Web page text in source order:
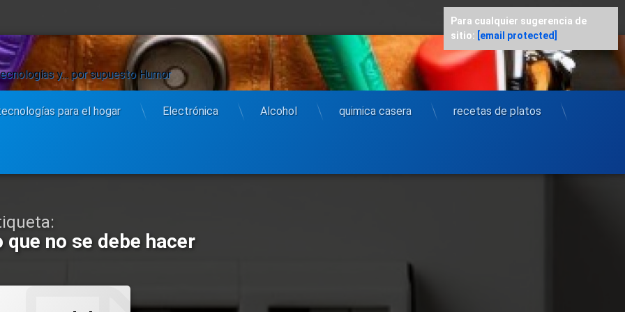
y… por supuesto Humor
para el hogar Electrónica Alcohol quimica casera recetas de platos
que no se debe hacer
Para cualquier sugerencia de
sitio: [email protected]